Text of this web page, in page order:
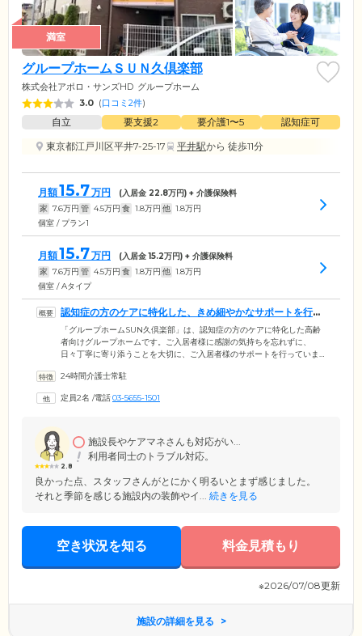
満室
グループホームＳＵＮ久倶楽部
株式会社アポロ・サンズHD グループホーム
3.0 (口コミ2件)
自立 要支援2 要介護1〜5
認知症可
東京都江戸川区平井7-25-17
平井駅から 徒歩11分
月額15.7万円 (入居金 22.8万円) + 介護保険料
家 7.6万円 管 4.5万円 食 1.8万円 他 1.8万円
個室 / プラン1
月額15.7万円 (入居金15.2万円) + 介護保険料
家 7.6万円 管 4.5万円 食 1.8万円 他 1.8万円
個室 / Aタイプ
認知症の方のケアに特化した、きめ細やかなサポートを行う
専門施設です
「グループホームSUN久倶楽部」は、認知症の方のケアに特化した高齢
者向けグループホームです。ご入居者様に感謝の気持ちを忘れずに、
日々丁寧に寄り添うことを大切に、ご入居者様のサポートを行っていま
少人数のグループに分けて対応する「ユニット制」を導入。プライベー
す。そして当ホームは、旧中川を挟んでスカイツリーも見える景色の良
24時間介護士常駐
定員2名 /電話03-5655-1501
2.8
施設長やケアマネさんも対応がい...
利用者同士のトラブル対応。
良かった点、スタッフさんがとにかく明るいとまず感じました。
それと季節を感じる施設内の装飾やイ... 続きを見る
空き状況を知る 料金見積もり
※2026/07/08更新
施設の詳細を見る